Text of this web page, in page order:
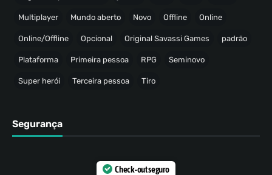
Multiplayer Mundo aberto Novo Offline Online
Online/Offline Opcional Original Savassi Games padrão
Plataforma Primeira pessoa RPG Seminovo
Super herói Terceira pessoa Tiro
Segurança
Check-out seguro